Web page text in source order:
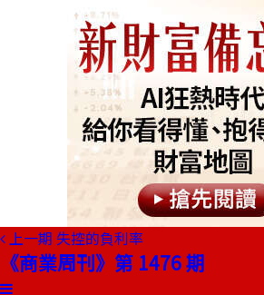
上一期 失控的負利率
《商業周刊》第 1476 期